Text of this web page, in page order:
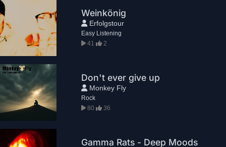
Weinkönig
Erfolgstour
Easy Listening
41
2
Don't ever give up
Monkey Fly
Rock
80
36
Gamma Rats - Deep Moods